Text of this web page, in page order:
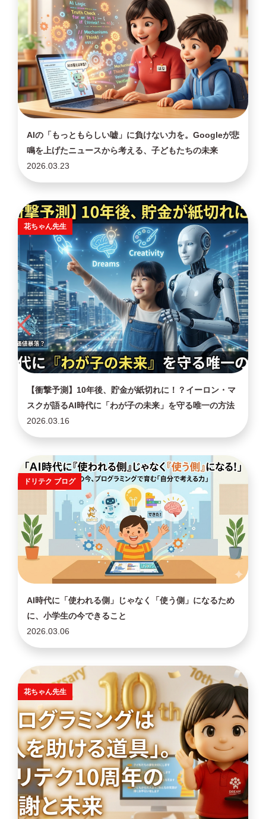
AIの「もっともらしい嘘」に負けない力を。Googleが悲
鳴を上げたニュースから考える、子どもたちの未来
2026.03.23
【衝撃予測】10年後、貯金が紙切れに！？イーロン・マ
スクが語るAI時代に「わが子の未来」を守る唯一の方法
2026.03.16
花ちゃん先生
AI時代に「使われる側」じゃなく「使う側」になるため
に、小学生の今できること
2026.03.06
ドリテク ブログ
花ちゃん先生